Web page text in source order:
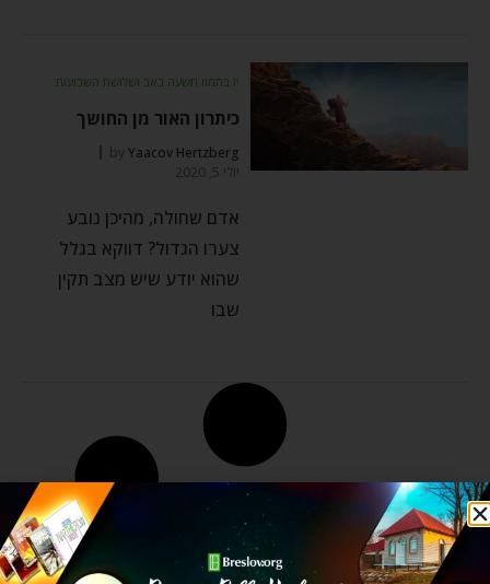
יז בתמוז תשעה באב ושלושת השבועות
כיתרון האור מן החושך
byYaacov Hertzberg
יולי 5, 2020
אדם שחולה, מהיכן נובע
צערו הגדול? דווקא בגלל
שהוא יודע שיש מצב תקין
שבו